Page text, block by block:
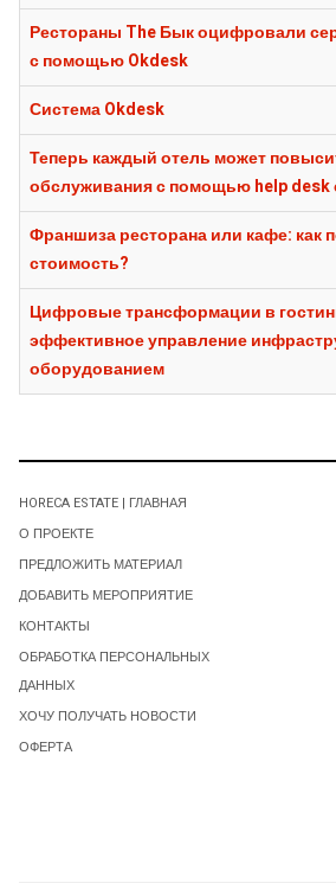
Рестораны The Бык оцифровали
с помощью Okdesk
Система Okdesk
Теперь каждый отель может
обслуживания с помощью help desk
Франшиза ресторана или кафе: как
стоимость?
Цифровые трансформации в
эффективное управление
оборудованием
HORECA ESTATE | ГЛАВНАЯ
О ПРОЕКТЕ
ПРЕДЛОЖИТЬ МАТЕРИАЛ
ДОБАВИТЬ МЕРОПРИЯТИЕ
КОНТАКТЫ
ОБРАБОТКА ПЕРСОНАЛЬНЫХ
ДАННЫХ
ХОЧУ ПОЛУЧАТЬ НОВОСТИ
ОФЕРТА